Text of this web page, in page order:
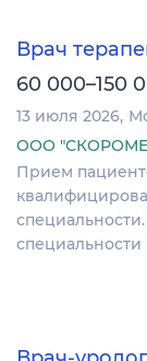
Врач
60 000–150
13 июля 2026
ООО
Прием
специальности